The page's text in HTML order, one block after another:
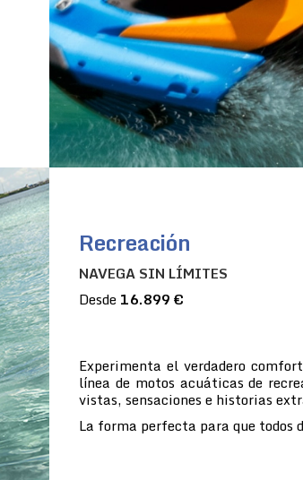
Recreación
NAVEGA SIN LÍMITES
Desde 16.899 €
Experimenta el verdadero
línea de motos acuáticas de
vistas, sensaciones e historias
La forma perfecta para que todos